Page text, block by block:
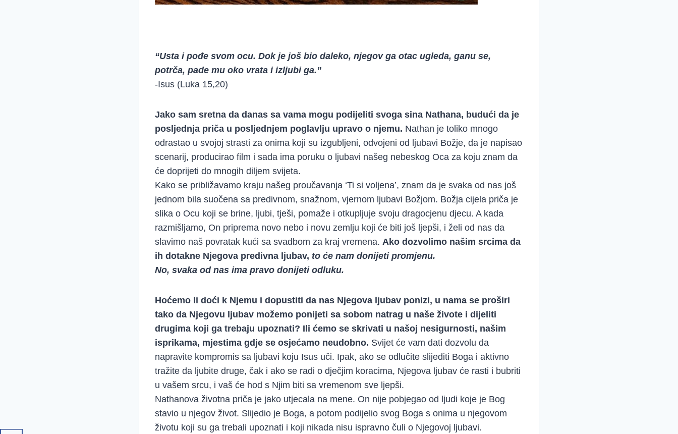
“Usta i pođe svom ocu. Dok je još bio daleko, njegov ga otac ugleda, ganu se,
potrča, pade mu oko vrata i izljubi ga.”
-Isus (Luka 15,20)
Jako sam sretna da danas sa vama mogu podijeliti svoga sina Nathana, budući da je
posljednja priča u posljednjem poglavlju upravo o njemu. Nathan je toliko mnogo
odrastao u svojoj strasti za onima koji su izgubljeni, odvojeni od ljubavi Božje, da je napisao
scenarij, producirao film i sada ima poruku o ljubavi našeg nebeskog Oca za koju znam da
će doprijeti do mnogih diljem svijeta.
Kako se približavamo kraju našeg proučavanja ‘Ti si voljena’, znam da je svaka od nas još
jednom bila suočena sa predivnom, snažnom, vjernom ljubavi Božjom. Božja cijela priča je
slika o Ocu koji se brine, ljubi, tješi, pomaže i otkupljuje svoju dragocjenu djecu. A kada
razmišljamo, On priprema novo nebo i novu zemlju koji će biti još ljepši, i želi od nas da
slavimo naš povratak kući sa svadbom za kraj vremena. Ako dozvolimo našim srcima da
ih dotakne Njegova predivna ljubav, to će nam donijeti promjenu.
No, svaka od nas ima pravo donijeti odluku.
Hoćemo li doći k Njemu i dopustiti da nas Njegova ljubav ponizi, u nama se proširi
tako da Njegovu ljubav možemo ponijeti sa sobom natrag u naše živote i dijeliti
drugima koji ga trebaju upoznati? Ili ćemo se skrivati u našoj nesigurnosti, našim
isprikama, mjestima gdje se osjećamo neudobno. Svijet će vam dati dozvolu da
napravite kompromis sa ljubavi koju Isus uči. Ipak, ako se odlučite slijediti Boga i aktivno
tražite da ljubite druge, čak i ako se radi o dječjim koracima, Njegova ljubav će rasti i bubriti
u vašem srcu, i vaš će hod s Njim biti sa vremenom sve ljepši.
Nathanova životna priča je jako utjecala na mene. On nije pobjegao od ljudi koje je Bog
stavio u njegov život. Slijedio je Boga, a potom podijelio svog Boga s onima u njegovom
životu koji su ga trebali upoznati i koji nikada nisu ispravno čuli o Njegovoj ljubavi.